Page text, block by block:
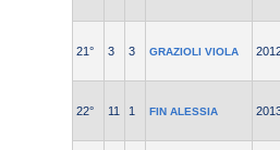
21° 3 3 GRAZIOLI VIOLA
22° 11 1 FIN ALESSIA